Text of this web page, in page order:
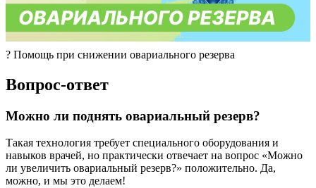
​?​ Помощь при снижении овариального резерва
Вопрос-ответ
Можно ли поднять овариальный резерв?
Такая технология требует специального оборудования и
навыков врачей, но практически отвечает на вопрос «Можно
ли увеличить овариальный резерв?» положительно. Да,
можно, и мы это делаем!